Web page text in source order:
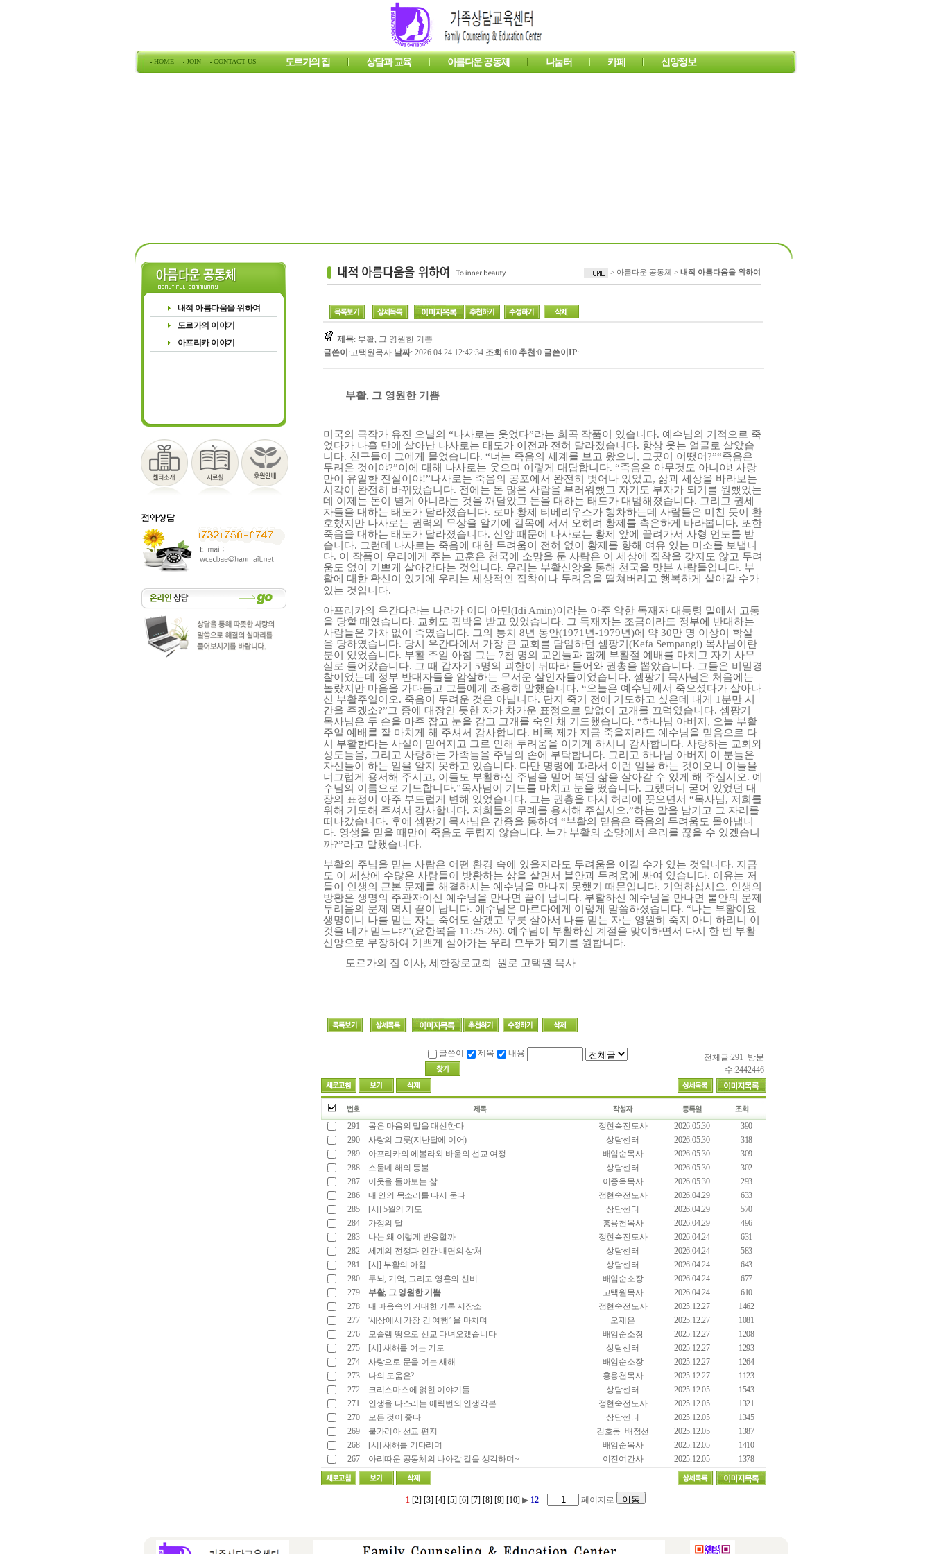
HOME JOIN CONTACT US 도르가의 집 상담과 교육 아름다운 공동체 나눔터 카페 신앙정보
내적 아름다움을 위하여
도르가의 이야기
아프리카 이야기
> 아름다운 공동체 > 내적 아름다움을 위하여
제목: 부활, 그 영원한 기쁨
글쓴이 :고택원목사 날짜: 2026.04.24 12:42:34 조회 :610 추천:0 글쓴이IP:
부활, 그 영원한 기쁨
미국의 극작가 유진 오닐의 “나사로는 웃었다”라는 희곡 작품이 있습니다. 예수님의 기적으로 죽
었다가 나흘 만에 살아난 나사로는 태도가 이전과 전혀 달라졌습니다. 항상 웃는 얼굴로 살았습
니다. 친구들이 그에게 물었습니다. “너는 죽음의 세계를 보고 왔으니 , 그곳이 어땠어?”“죽음은
두려운 것이야?”이에 대해 나사로는 웃으며 이렇게 대답합니다. “죽음은 아무것도 아니야! 사랑
만이
유일한 진실이야!”나사로는 죽음의 공포에서 완전히 벗어나 있었고, 삶과 세상을 바라보는
시각이
완전히 바뀌었습니다. 전에는 돈 많은 사람을 부러워했고 자기도 부자가 되기를 원했었는
데
이제는 돈이 별게 아니라는 것을 깨달았고 돈을 대하는 태도가 대범해졌습니다. 그리고 권세
자들을 대하는 태도가 달라졌습니다. 로마 황제 티베리우스가 행차하는데 사람들은 미친 듯이
환
호했지만 나사로는 권력의 무상을 알기에 길목에 서서 오히려 황제를 측은하게 바라봅니다. 또한
죽음을 대하는 태도가 달라졌습니다. 신앙 때문에 나사로는 황제 앞에 끌려가서 사형 언도를 받
습니다. 그런데 나사로는 죽음에 대한 두려움이 전혀 없이 황제를 향해 여유 있는 미소를 보냅니
다. 이 작품이 우리에게 주는 교훈은 천국에 소망을 둔 사람은 이 세상에 집착을 갖지도 않고 두려
움도 없이 기쁘게 살아간다는 것입니다. 우리는 부활신앙을 통해 천국을 맛본 사람들입니다. 부
활에
대한 확신이 있기에 우리는 세상적인 집착이나 두려움을 떨쳐버리고 행복하게 살아갈 수가
있는 것입니다.
아프리카의 우간다라는 나라가 이디 아민 (Idi Amin)이라는 아주 악한 독재자 대통령 밑에서 고통
을 당할 때였습니다. 교회도 핍박을 받고 있었습니다. 그 독재자는 조금이라도 정부에
반대하는
사람들은 가차 없이 죽였습니다. 그의 통치 8년 동안(1971 년-1979년)에 약 30만 명 이상이
학살
을 당하였습니다. 당시 우간다에서 가장 큰 교회를 담임하던 셈팡기 (Kefa Sempangi) 목사님이란
분이
있었습니다. 부활 주일 아침 그는 7천 명의 교인들과 함께 부활절 예배를 마치고 자기
사무
실로 들어갔습니다. 그 때 갑자기 5명의 괴한이 뒤따라 들어와 권총을 뽑았습니다. 그들은 비밀경
찰이었는데
정부 반대자들을 암살하는 무서운 살인자들이었습니다. 셈팡기 목사님은 처음에는
놀랐지만 마음을 가다듬고 그들에게 조용히 말했습니다. “오늘은 예수님께서 죽으셨다가 살아나
신
부활주일이오. 죽음이 두려운 것은 아닙니다. 단지 죽기 전에 기도하고 싶은데 내게 1 분만 시
간을 주겠소?”그 중에 대장인 듯한 자가 차가운 표정으로 말없이 고개를 끄덕였습니다. 셈팡기
목사님은 두 손을 마주 잡고 눈을 감고 고개를 숙인 채 기도했습니다. “하나님 아버지 , 오늘 부활
주일 예배를 잘 마치게 해 주셔서 감사합니다. 비록 제가 지금 죽을지라도 예수님을 믿음으로 다
시
부활한다는 사실이 믿어지고 그로 인해 두려움을 이기게 하시니 감사합니다. 사랑하는 교회와
성도들을, 그리고 사랑하는 가족들을 주님의 손에 부탁합니다. 그리고 하나님 아버지 이
분들은
자신들이
하는 일을 알지 못하고 있습니다. 다만 명령에 따라서 이런 일을 하는 것이오니
이들을
너그럽게
용서해 주시고, 이들도 부활하신 주님을 믿어 복된 삶을 살아갈 수 있게 해 주십시오. 예
수님의 이름으로 기도합니다.”목사님이 기도를 마치고 눈을 떴습니다. 그랬더니 굳어 있었던 대
장의
표정이 아주 부드럽게 변해 있었습니다. 그는 권총을 다시 허리에 꽂으면서 “목사님, 저희를
위해 기도해 주셔서 감사합니다. 저희들의 무례를 용서해 주십시오.”하는 말을 남기고 그 자리를
떠나갔습니다. 후에 셈팡기 목사님은 간증을 통하여 “부활의 믿음은 죽음의 두려움도 몰아냅니
다. 영생을 믿을 때만이 죽음도 두렵지 않습니다. 누가 부활의 소망에서 우리를 끊을 수 있겠습니
까?”라고 말했습니다.
부활의 주님을 믿는 사람은 어떤 환경 속에 있을지라도 두려움을 이길 수가 있는 것입니다. 지금
도 이 세상에 수많은 사람들이 방황하는 삶을 살면서 불안과 두려움에 싸여 있습니다. 이유는 저
들이
인생의 근본 문제를 해결하시는 예수님을 만나지 못했기 때문입니다. 기억하십시오. 인생의
방황은 생명의 주관자이신 예수님을 만나면 끝이 납니다. 부활하신 예수님을 만나면 불안의 문제
두려움의 문제 역시 끝이 납니다. 예수님은 마르다에게 이렇게 말씀하셨습니다. “나는 부활이요
생명이니
나를 믿는 자는 죽어도 살겠고 무릇 살아서 나를 믿는 자는 영원히 죽지 아니 하리니
이
것을 네가 믿느냐?”(요한복음 11:25-26). 예수님이 부활하신 계절을 맞이하면서 다시 한 번 부활
신앙으로 무장하여 기쁘게 살아가는 우리 모두가 되기를 원합니다.
도르가의 집 이사, 세한장로교회 원로 고택원 목사
글쓴이 제목 내용
전체글:291 방문
수:2442446
291 몸은 마음의 말을 대신한다 정현숙전도사 2026.05.30
390
290
사랑의 그릇(지난달에 이어) 상담센터 2026.05.30
318
289
아프리카의 에볼라와 바울의 선교 여정 배임순목사 2026.05.30
309
288
스물네 해의 등불 상담센터 2026.05.30
302
287
이웃을 돌아보는 삶 이종옥목사 2026.05.30
293
286
내 안의 목소리를 다시 묻다 정현숙전도사 2026.04.29
633
285
[시] 5월의 기도 상담센터 2026.04.29
570
284
가정의 달 홍용천목사 2026.04.29
496
283
나는 왜 이렇게 반응할까 정현숙전도사 2026.04.24
631
282
세계의 전쟁과 인간 내면의 상처 상담센터 2026.04.24
583
281
[시] 부활의 아침 상담센터 2026.04.24
643
280
두뇌, 기억, 그리고 영혼의 신비 배임순소장 2026.04.24
677
279
부활, 그 영원한 기쁨 고택원목사 2026.04.24
610
278
내 마음속의 거대한 기록 저장소 정현숙전도사 2025.12.27
1462
277
'세상에서 가장 긴 여행’ 을 마치며 오제은 2025.12.27
1081
276
모슬렘 땅으로 선교 다녀오겠습니다 배임순소장 2025.12.27
1208
275
[시] 새해를 여는 기도 상담센터 2025.12.27
1293
274
사랑으로 문을 여는 새해 배임순소장 2025.12.27
1264
273
나의 도움은? 홍용천목사 2025.12.27
1123
272
크리스마스에 얽힌 이야기들 상담센터 2025.12.05
1543
271
인생을 다스리는 에릭번의 인생각본 정현숙전도사 2025.12.05
1321
270
모든 것이 좋다 상담센터 2025.12.05
1345
269
불가리아 선교 편지 김호동_배점선 2025.12.05
1387
268
[시] 새해를 기다리며 배임순목사 2025.12.05
1410
267
아리따운 공동체의 나아갈 길을 생각하며~ 이진여간사 2025.12.05 1378
1 [2] [3] [4] [5] [6] [7] [8] [9] [10] ▶ 12 페이지로